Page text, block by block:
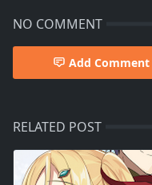
NO COMMENT
Add Comment
RELATED POST